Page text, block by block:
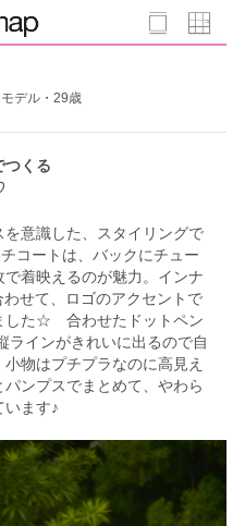
デル・29歳
つくる
を意識した、スタイリングで
コートは、バックにチュー
着映えるのが魅力。インナ
せて、ロゴのアクセントで
した☆ 合わせたドットペン
ラインがきれいに出るので自
物はプチプラなのに高見え
ンプスでまとめて、やわら
います♪